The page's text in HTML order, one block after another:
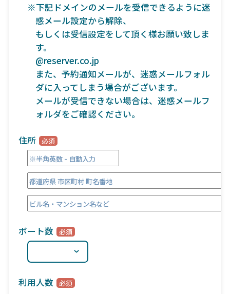
※下記ドメインのメールを受信できるように迷
惑メール設定から解除、
もしくは受信設定をして頂く様お願い致しま
す。
@reserver.co.jp
また、予約通知メールが、迷惑メールフォル
ダに入ってしまう場合がございます。
メールが受信できない場合は、迷惑メールフ
ォルダをご確認ください。
住所
ボート数
利用人数